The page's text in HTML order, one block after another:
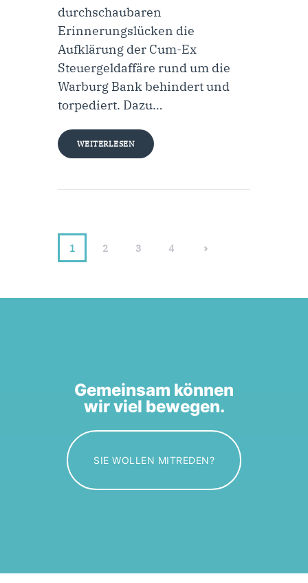
durchschaubaren
Erinnerungslücken die
Aufklärung der Cum-Ex
Steuergeldaffäre rund um die
Warburg Bank behindert und
torpediert. Dazu…
WEITERLESEN
1 2 3 4
>
Gemeinsam können
wir viel bewegen.
SIE WOLLEN MITREDEN?